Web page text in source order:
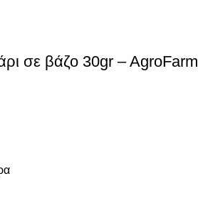
σε βάζο 30gr – AgroFarm